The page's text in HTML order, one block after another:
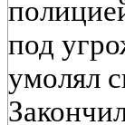
под
умолял